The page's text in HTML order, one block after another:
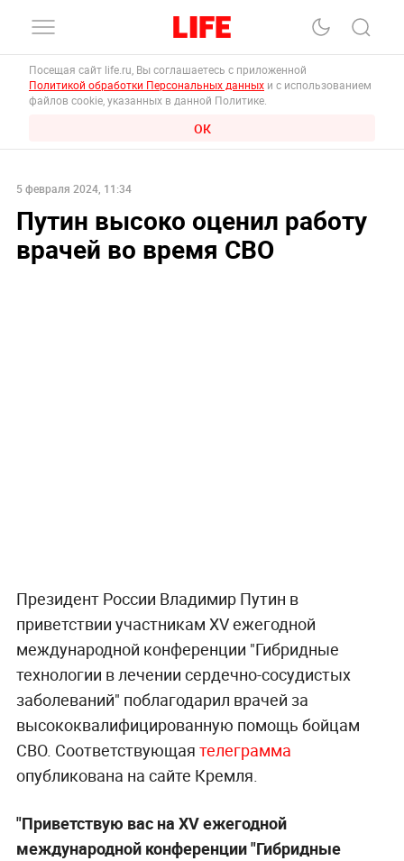
Посещая сайт life.ru, Вы соглашаетесь с приложенной
Политикой обработки Персональных данных и с использованием
файлов cookie, указанных в данной Политике.
ОК
5 февраля 2024, 11:34
Путин высоко оценил работу
врачей во время СВО
Президент России Владимир Путин в
приветствии участникам XV ежегодной
международной конференции "Гибридные
технологии в лечении сердечно-сосудистых
заболеваний" поблагодарил врачей за
высококвалифицированную помощь бойцам
СВО. Соответствующая телеграмма
опубликована на сайте Кремля.
"Приветствую вас на XV ежегодной
международной конференции "Гибридные